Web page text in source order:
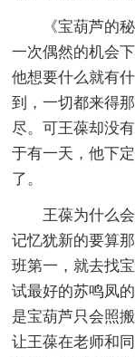
《宝葫芦的
一次偶然的机会
他想要什么就有
到，一切都来得
尽。可王葆却没
于有一天，他下
了。
王葆为什么
记忆犹新的要算
班第一，就去找
试最好的苏鸣凤
是宝葫芦只会照
让王葆在老师和